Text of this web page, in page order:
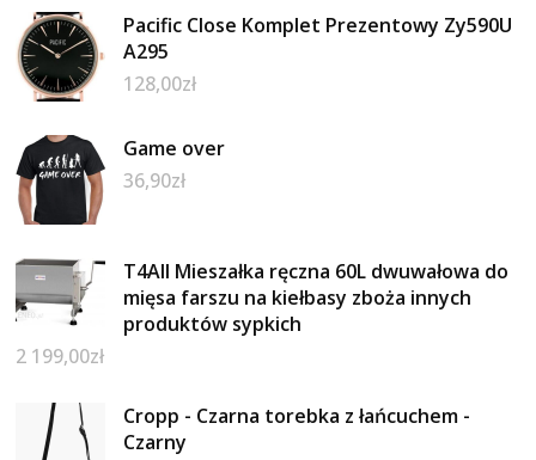
Pacific Close Komplet Prezentowy Zy590U
A295
128,00zł
Game over
36,90zł
T4All Mieszałka ręczna 60L dwuwałowa do
mięsa farszu na kiełbasy zboża innych
produktów sypkich
2 199,00zł
Cropp - Czarna torebka z łańcuchem -
Czarny